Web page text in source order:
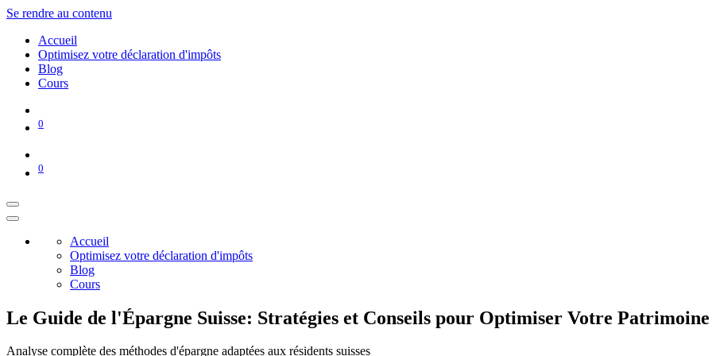
Se rendre au contenu
Accueil
Optimisez votre déclaration d'impôts
Blog
Cours
0
0
Accueil
Optimisez votre déclaration d'impôts
Blog
Cours
Le Guide de l'Épargne Suisse: Stratégies et Conseils pour Optimiser Votre Patrimoine
Analyse complète des méthodes d'épargne adaptées aux résidents suisses